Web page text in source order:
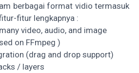
berbagai format vidio termasuk
fitur lengkapnya :
video, audio, and image
on FFmpeg )
(drag and drop support)
/ layers